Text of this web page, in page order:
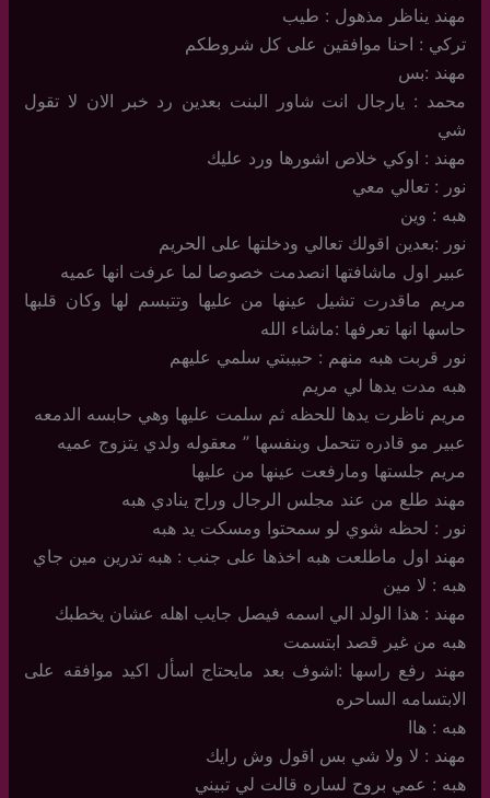
مهند يناظر مذهول : طيب
تركي : احنا موافقين على كل شروطكم
مهند :بس
محمد : يارجال انت شاور البنت بعدين رد خبر الان لا تقول
شي
مهند : اوكي خلاص اشورها ورد عليك
نور : تعالي معي
هبه : وين
نور :بعدين اقولك تعالي ودخلتها على الحريم
عبير اول ماشافتها انصدمت خصوصا لما عرفت انها عميه
مريم ماقدرت تشيل عينها من عليها وتتبسم لها وكان قلبها
حاسها انها تعرفها :ماشاء الله
نور قربت هبه منهم : حبيبتي سلمي عليهم
هبه مدت يدها لي مريم
مريم ناظرت يدها للحظه ثم سلمت عليها وهي حابسه الدمعه
عبير مو قادره تتحمل وبنفسها ” معقوله ولدي يتزوج عميه
مريم جلستها ومارفعت عينها من عليها
مهند طلع من عند مجلس الرجال وراح ينادي هبه
نور : لحظه شوي لو سمحتوا ومسكت يد هبه
مهند اول ماطلعت هبه اخذها على جنب : هبه تدرين مين جاي
هبه : لا مين
مهند : هذا الولد الي اسمه فيصل جايب اهله عشان يخطبك
هبه من غير قصد ابتسمت
مهند رفع راسها :اشوف بعد مايحتاج اسأل اكيد موافقه على
الابتسامه الساحره
هبه : هاا
مهند : لا ولا شي بس اقول وش رايك
هبه : عمي بروح لساره قالت لي تبيني